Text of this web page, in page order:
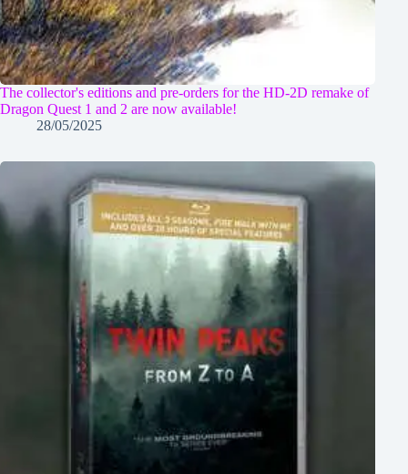
The collector's editions and pre-orders for the HD-2D remake of
Dragon Quest 1 and 2 are now available!
28/05/2025